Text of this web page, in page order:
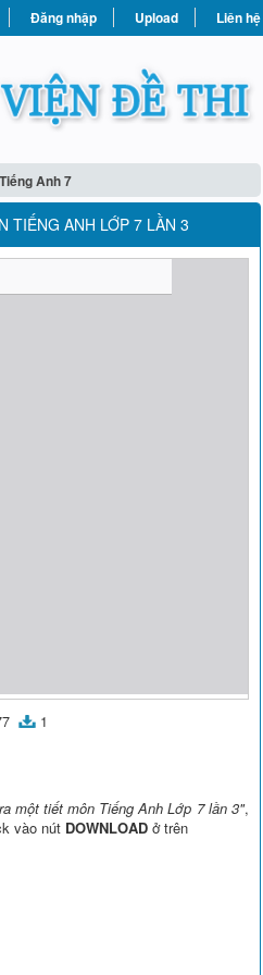
Đăng nhập Upload Liên hệ
Tiếng Anh 7
TIẾNG ANH LỚP 7 LẦN 3
1
một tiết môn Tiếng Anh Lớp 7 lần 3",
vào nút DOWNLOAD ở trên